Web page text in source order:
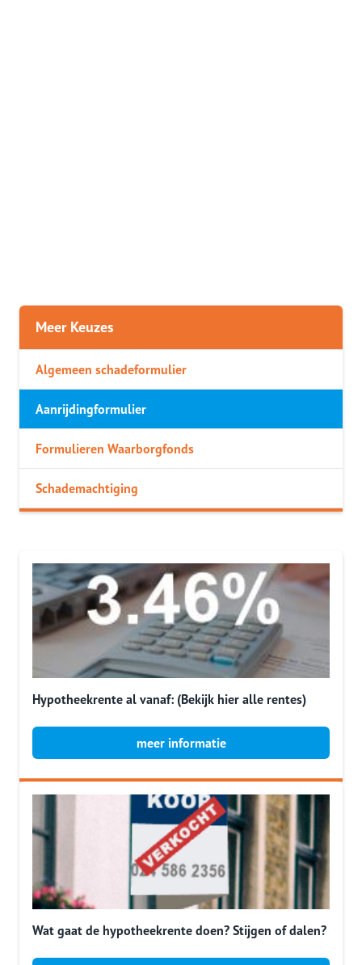
Meer Keuzes
Algemeen schadeformulier
Aanrijdingformulier
Formulieren Waarborgfonds
Schademachtiging
Hypotheekrente al vanaf: (Bekijk hier alle rentes)
meer informatie
Wat gaat de hypotheekrente doen? Stijgen of dalen?